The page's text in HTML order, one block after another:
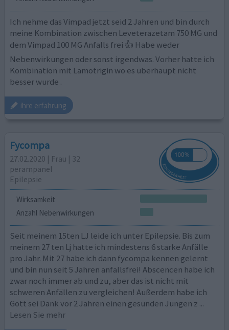
Ich nehme das Vimpad jetzt seid 2 Jahren und bin durch
meine Kombination zwischen Leveterazetam 750 MG und
dem Vimpad 100 MG Anfalls frei 👍 Habe weder
Nebenwirkungen oder sonst irgendwas. Vorher hatte ich
Kombination mit Lamotrigin wo es überhaupt nicht
besser wurde .
ihre erfahrung
Fycompa
27.02.2020 | Frau | 32
perampanel
Epilepsie
Wirksamkeit
Anzahl Nebenwirkungen
Seit meinem 15ten LJ leide ich unter Epilepsie. Bis zum
meinem 27 ten Lj hatte ich mindestens 6 starke Anfälle
pro Jahr. Mit 27 habe ich dann fycompa kennen gelernt
und bin nun seit 5 Jahren anfallsfrei! Abscencen habe ich
zwar noch immer ab und zu, aber das ist nicht mit
schweren Anfällen zu vergleichen! Außerdem habe ich
Gott sei Dank vor 2 Jahren einen gesunden Jungen z ...
Lesen Sie mehr